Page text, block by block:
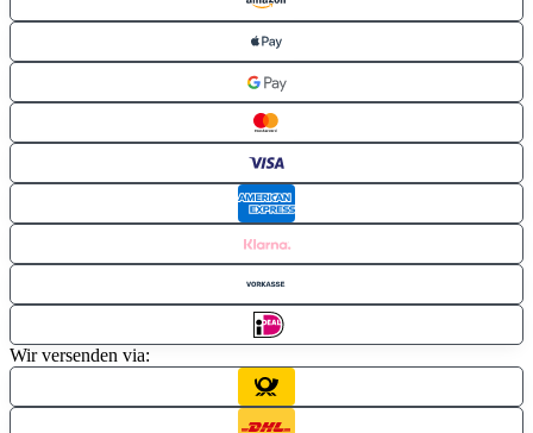
Wir versenden via: